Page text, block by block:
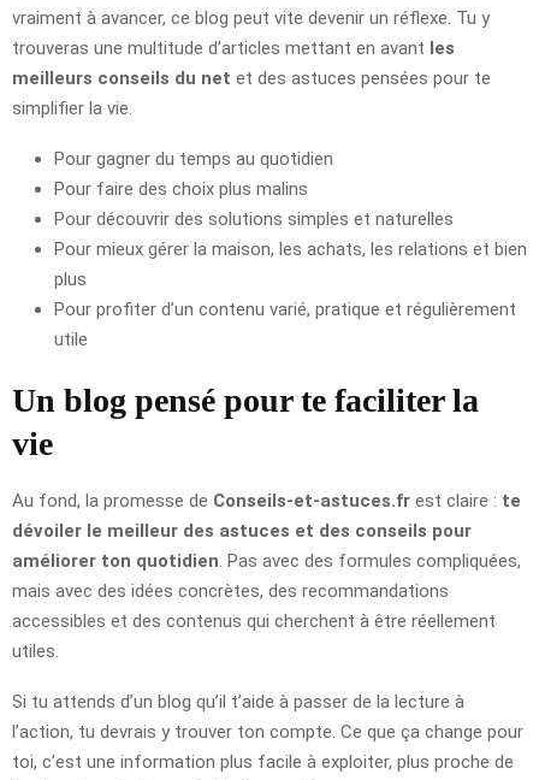
vraiment à avancer, ce blog peut vite devenir un réflexe. Tu y
trouveras une multitude d’articles mettant en avant les
meilleurs conseils du net et des astuces pensées pour te
simplifier la vie.
Pour gagner du temps au quotidien
Pour faire des choix plus malins
Pour découvrir des solutions simples et naturelles
Pour mieux gérer la maison, les achats, les relations et bien
plus
Pour profiter d’un contenu varié, pratique et régulièrement
utile
Un blog pensé pour te faciliter la
vie
Au fond, la promesse de Conseils-et-astuces.fr est claire : te
dévoiler le meilleur des astuces et des conseils pour
améliorer ton quotidien. Pas avec des formules compliquées,
mais avec des idées concrètes, des recommandations
accessibles et des contenus qui cherchent à être réellement
utiles.
Si tu attends d’un blog qu’il t’aide à passer de la lecture à
l’action, tu devrais y trouver ton compte. Ce que ça change pour
toi, c’est une information plus facile à exploiter, plus proche de